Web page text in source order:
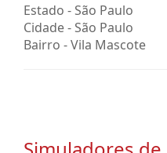
Estado -São Paulo
Cidade -São Paulo
Bairro -Vila Mascote